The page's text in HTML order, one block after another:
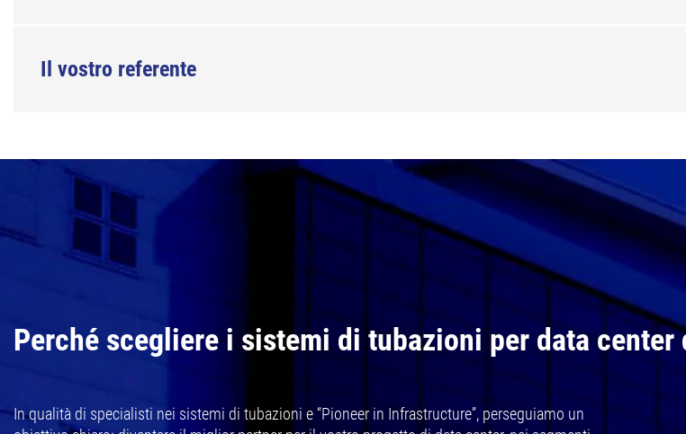
Il vostro referente
Perché scegliere i sistemi di tubazioni per data center
In qualità di specialisti nei sistemi di tubazioni e “Pioneer in Infrastructure”, perseguiamo un